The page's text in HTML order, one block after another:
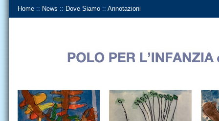
Home :: News :: Dove Siamo :: Annotazioni